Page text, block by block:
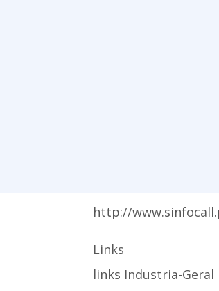
http://
Links
links Industria-Geral